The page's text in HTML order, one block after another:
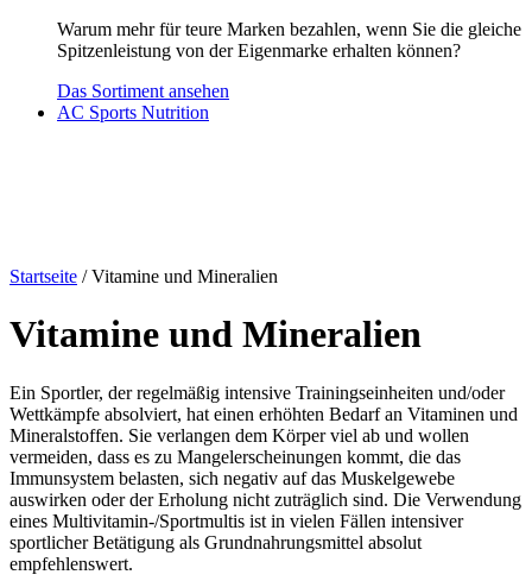
Warum mehr für teure Marken bezahlen, wenn Sie die gleiche
Spitzenleistung von der Eigenmarke erhalten können?
Das Sortiment ansehen
AC Sports Nutrition
Startseite / Vitamine und Mineralien
Vitamine und Mineralien
Ein Sportler, der regelmäßig intensive Trainingseinheiten und/oder
Wettkämpfe absolviert, hat einen erhöhten Bedarf an Vitaminen und
Mineralstoffen. Sie verlangen dem Körper viel ab und wollen
vermeiden, dass es zu Mangelerscheinungen kommt, die das
Immunsystem belasten, sich negativ auf das Muskelgewebe
auswirken oder der Erholung nicht zuträglich sind. Die Verwendung
eines Multivitamin-/Sportmultis ist in vielen Fällen intensiver
sportlicher Betätigung als Grundnahrungsmittel absolut
empfehlenswert.